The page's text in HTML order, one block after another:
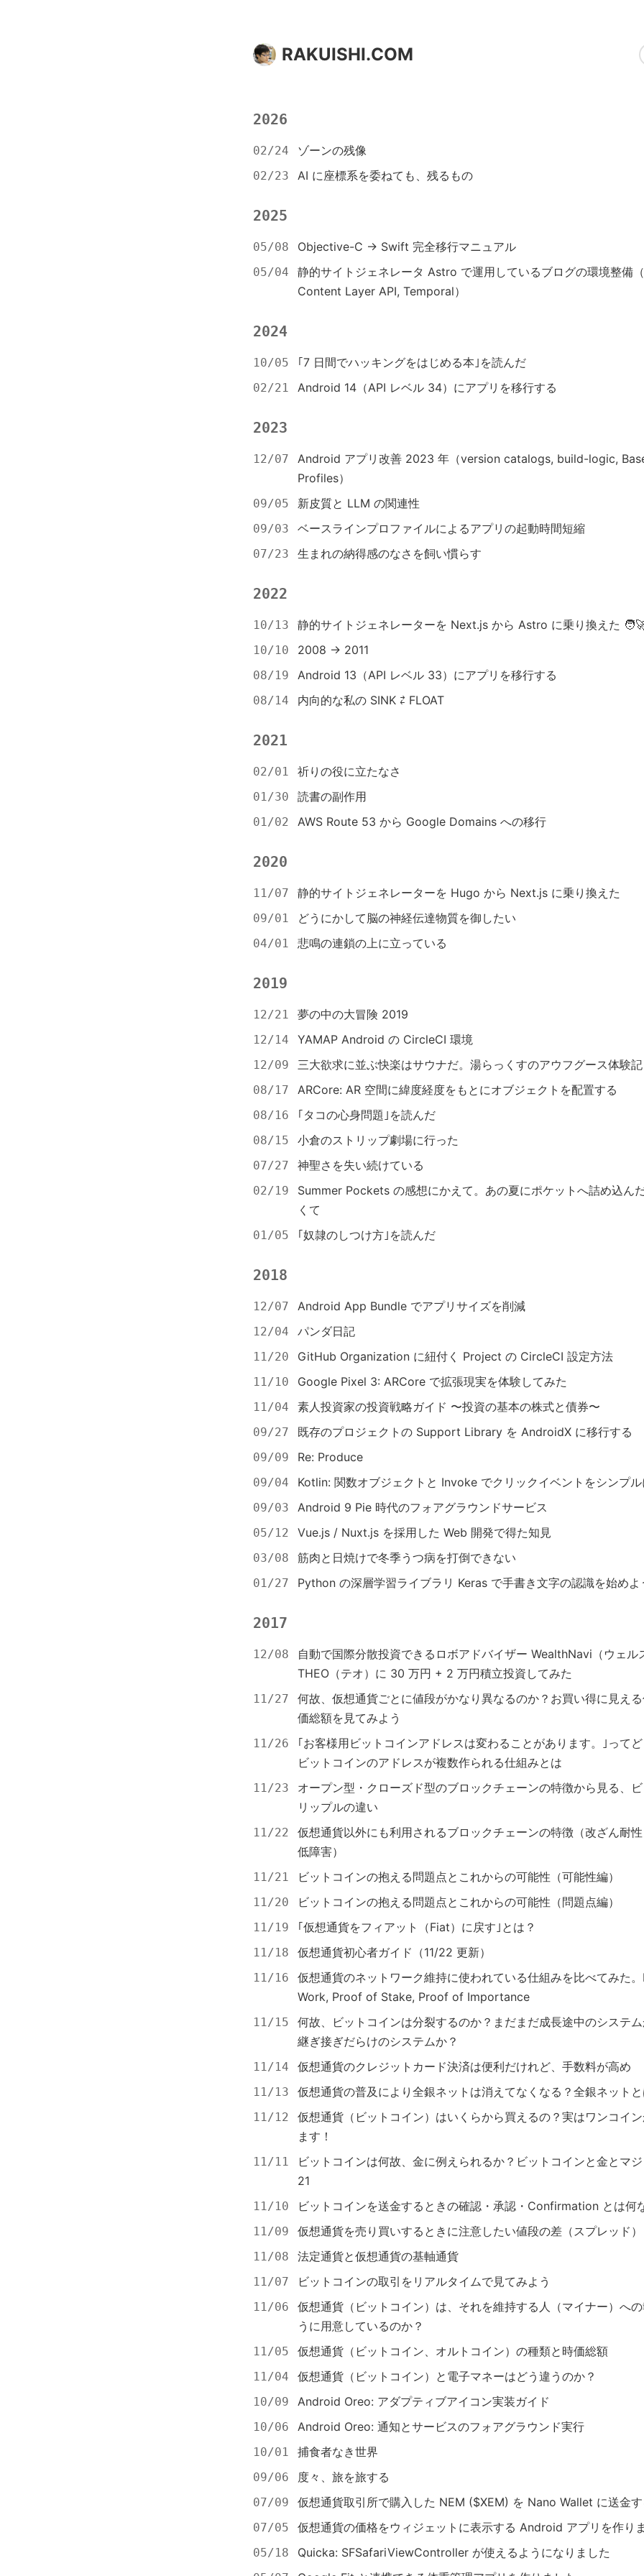
RAKUISHI.COM
2026
02/24 ゾーンの残像
02/23 AI に座標系を委ねても、残るもの
2025
05/08 Objective-C → Swift 完全移行マニュアル
05/04
静的サイトジェネレータ Astro で運用しているブログの環境整備
Content Layer API, Temporal）
2024
10/05 ｢7 日間でハッキングをはじめる本｣を読んだ
02/21 Android 14（API レベル 34）にアプリを移行する
2023
12/07
Android アプリ改善 2023 年（version catalogs, build-logic,
Profiles）
09/05 新皮質と LLM の関連性
09/03 ベースラインプロファイルによるアプリの起動時間短縮
07/23 生まれの納得感のなさを飼い慣らす
2022
10/13 静的サイトジェネレーターを Next.js から Astro に乗り換えた
10/10 2008 → 2011
08/19 Android 13（API レベル 33）にアプリを移行する
08/14 内向的な私の SINK ⇄ FLOAT
2021
02/01 祈りの役に立たなさ
01/30 読書の副作用
01/02 AWS Route 53 から Google Domains への移行
2020
11/07 静的サイトジェネレーターを Hugo から Next.js に乗り換えた
09/01 どうにかして脳の神経伝達物質を御したい
04/01 悲鳴の連鎖の上に立っている
2019
12/21 夢の中の大冒険 2019
12/14 YAMAP Android の CircleCI 環境
12/09 三大欲求に並ぶ快楽はサウナだ。湯らっくすのアウフグース体験記
08/17 ARCore: AR 空間に緯度経度をもとにオブジェクトを配置する
08/16 ｢タコの心身問題｣を読んだ
08/15 小倉のストリップ劇場に行った
07/27 神聖さを失い続けている
02/19
Summer Pockets の感想にかえて。あの夏にポケットへ詰め込ん
くて
01/05 ｢奴隷のしつけ方｣を読んだ
2018
12/07 Android App Bundle でアプリサイズを削減
12/04 パンダ日記
11/20 GitHub Organization に紐付く Project の CircleCI 設定方法
11/10 Google Pixel 3: ARCore で拡張現実を体験してみた
11/04 素人投資家の投資戦略ガイド 〜投資の基本の株式と債券〜
09/27 既存のプロジェクトの Support Library を AndroidX に移行する
09/09 Re: Produce
09/04 Kotlin: 関数オブジェクトと Invoke でクリックイベントをシンプル
09/03 Android 9 Pie 時代のフォアグラウンドサービス
05/12 Vue.js / Nuxt.js を採用した Web 開発で得た知見
03/08 筋肉と日焼けで冬季うつ病を打倒できない
01/27 Python の深層学習ライブラリ Keras で手書き文字の認識を始めよ
2017
12/08
自動で国際分散投資できるロボアドバイザー WealthNavi（ウェル
THEO（テオ）に 30 万円 + 2 万円積立投資してみた
11/27
何故、仮想通貨ごとに値段がかなり異なるのか？お買い得に見え
価総額を見てみよう
11/26
｢お客様用ビットコインアドレスは変わることがあります。｣って
ビットコインのアドレスが複数作られる仕組みとは
11/23
オープン型・クローズド型のブロックチェーンの特徴から見る、
リップルの違い
11/22
仮想通貨以外にも利用されるブロックチェーンの特徴（改ざん耐性
低障害）
11/21 ビットコインの抱える問題点とこれからの可能性（可能性編）
11/20 ビットコインの抱える問題点とこれからの可能性（問題点編）
11/19 ｢仮想通貨をフィアット（Fiat）に戻す｣とは？
11/18 仮想通貨初心者ガイド（11/22 更新）
11/16
仮想通貨のネットワーク維持に使われている仕組みを比べてみた
Work, Proof of Stake, Proof of Importance
11/15
何故、ビットコインは分裂するのか？まだまだ成長途中のシステ
継ぎ接ぎだらけのシステムか？
11/14 仮想通貨のクレジットカード決済は便利だけれど、手数料が高め
11/13 仮想通貨の普及により全銀ネットは消えてなくなる？全銀ネットと
11/12
仮想通貨（ビットコイン）はいくらから買えるの？実はワンコイ
ます！
11/11
ビットコインは何故、金に例えられるか？ビットコインと金とマ
21
11/10 ビットコインを送金するときの確認・承認・Confirmation とは何
11/09 仮想通貨を売り買いするときに注意したい値段の差（スプレッド）
11/08 法定通貨と仮想通貨の基軸通貨
11/07 ビットコインの取引をリアルタイムで見てみよう
11/06
仮想通貨（ビットコイン）は、それを維持する人（マイナー）へ
うに用意しているのか？
11/05 仮想通貨（ビットコイン、オルトコイン）の種類と時価総額
11/04 仮想通貨（ビットコイン）と電子マネーはどう違うのか？
10/09 Android Oreo: アダプティブアイコン実装ガイド
10/06 Android Oreo: 通知とサービスのフォアグラウンド実行
10/01 捕食者なき世界
09/06 度々、旅を旅する
07/09 仮想通貨取引所で購入した NEM ($XEM) を Nano Wallet に送金す
07/05 仮想通貨の価格をウィジェットに表示する Android アプリを作り
05/18 Quicka: SFSafariViewController が使えるようになりました